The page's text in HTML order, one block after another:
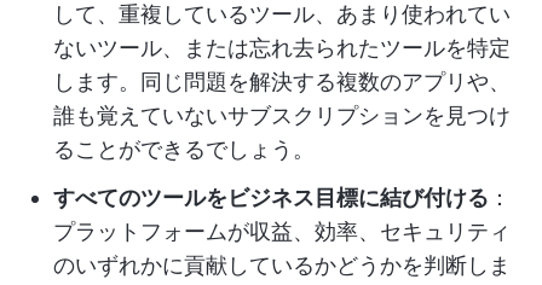
して、重複しているツール、あまり使われてい
ないツール、または忘れ去られたツールを特定
します。同じ問題を解決する複数のアプリや、
誰も覚えていないサブスクリプションを見つけ
ることができるでしょう。
すべてのツールをビジネス目標に結び付ける ：
プラットフォームが収益、効率、セキュリティ
のいずれかに貢献しているかどうかを判断しま